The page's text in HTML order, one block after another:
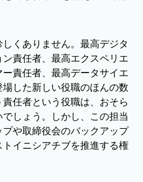
くありません。最高デジタ
責任者、最高エクスペリエ
責任者、最高データサイエ
した新しい役職のほんの数
任者という役職は、おそら
しょう。しかし、この担当
や取締役会のバックアップ
イニシアチブを推進する権